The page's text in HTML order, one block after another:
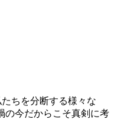
たちを分断する様々な
今だからこそ真剣に考